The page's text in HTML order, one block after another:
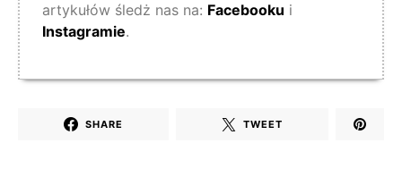
artykułów śledż nas na: Facebooku i
Instagramie.
SHARE TWEET